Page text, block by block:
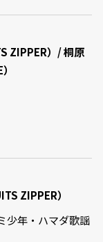
ZIPPER）/ 桐原
ZIPPER）
少年・ハマダ歌謡